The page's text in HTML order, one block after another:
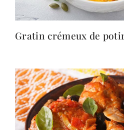
Gratin crémeux de